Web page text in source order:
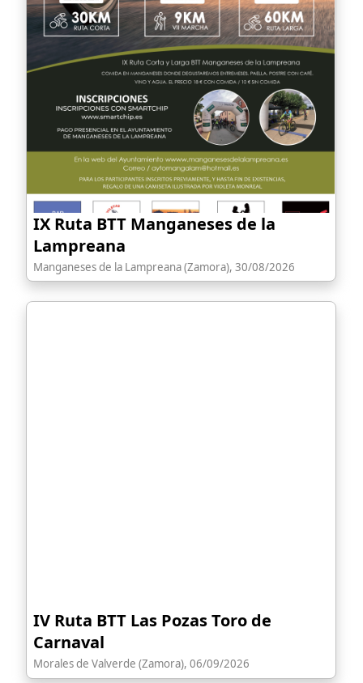
IX Ruta BTT Manganeses de la
Lampreana
Manganeses de la Lampreana (Zamora), 30/08/2026
IV Ruta BTT Las Pozas Toro de
Carnaval
Morales de Valverde (Zamora), 06/09/2026